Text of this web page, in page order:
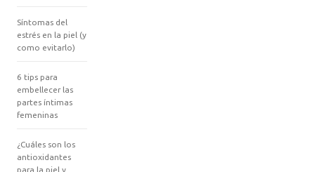
Síntomas del
estrés en la piel (y
como evitarlo)
6 tips para
embellecer las
partes íntimas
femeninas
¿Cuáles son los
antioxidantes
para la piel y